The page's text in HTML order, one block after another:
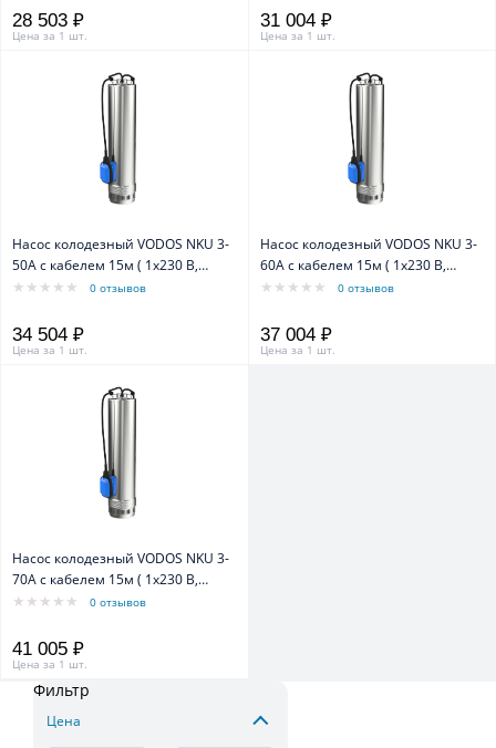
28 503 ₽
Цена за 1 шт.
31 004 ₽
Цена за 1 шт.
Насос колодезный VODOS NKU 3-
50А с кабелем 15м ( 1х230 В,
1.1кВт, Rp 1 1/4")0 отзывов
34 504 ₽
Цена за 1 шт.
Насос колодезный VODOS NKU 3-
60А с кабелем 15м ( 1х230 В,
1.3кВт, Rp 1 1/4")0 отзывов
37 004 ₽
Цена за 1 шт.
Насос колодезный VODOS NKU 3-
70А с кабелем 15м ( 1х230 В,
1.5кВт, Rp 1 1/4")0 отзывов
41 005 ₽
Цена за 1 шт.
Фильтр
Цена